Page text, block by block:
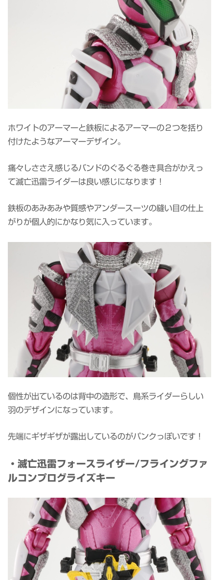
ホワイトのアーマーと鉄板によるアーマーの２つを括り
付けたようなアーマーデザイン。
痛々しささえ感じるバンドのぐるぐる巻き具合がかえっ
て滅亡迅雷ライダーは良い感じになります！
鉄板のあみあみや質感やアンダースーツの縫い目の仕上
がりが個人的にかなり気に入っています。
個性が出ているのは背中の造形で、鳥系ライダーらしい
羽のデザインになっています。
先端にギザギザが露出しているのがパンクっぽいです！
・滅亡迅雷フォースライザー/フライングファ
ルコンプログライズキー